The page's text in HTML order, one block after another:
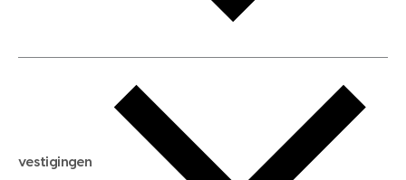
aankoopadvies
verkoopadvies
hypotheekadvies
hypotheek berekenen
maximale hypotheek berekenen
hypotheek bespaarcheck
vestigingen